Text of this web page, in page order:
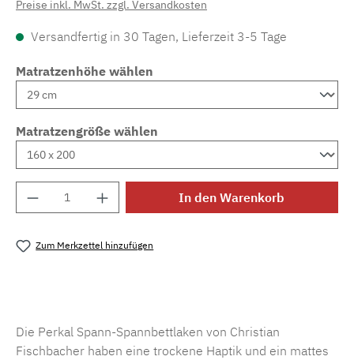
Preise inkl. MwSt. zzgl. Versandkosten
Versandfertig in 30 Tagen, Lieferzeit 3-5 Tage
Matratzenhöhe wählen
Matratzengröße wählen
Produkt Anzahl: Gib den gewünschten
In den Warenkorb
Zum Merkzettel hinzufügen
Die Perkal Spann-Spannbettlaken von Christian
Fischbacher haben eine trockene Haptik und ein mattes